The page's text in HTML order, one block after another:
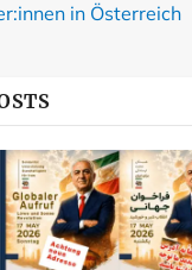
in Österreich